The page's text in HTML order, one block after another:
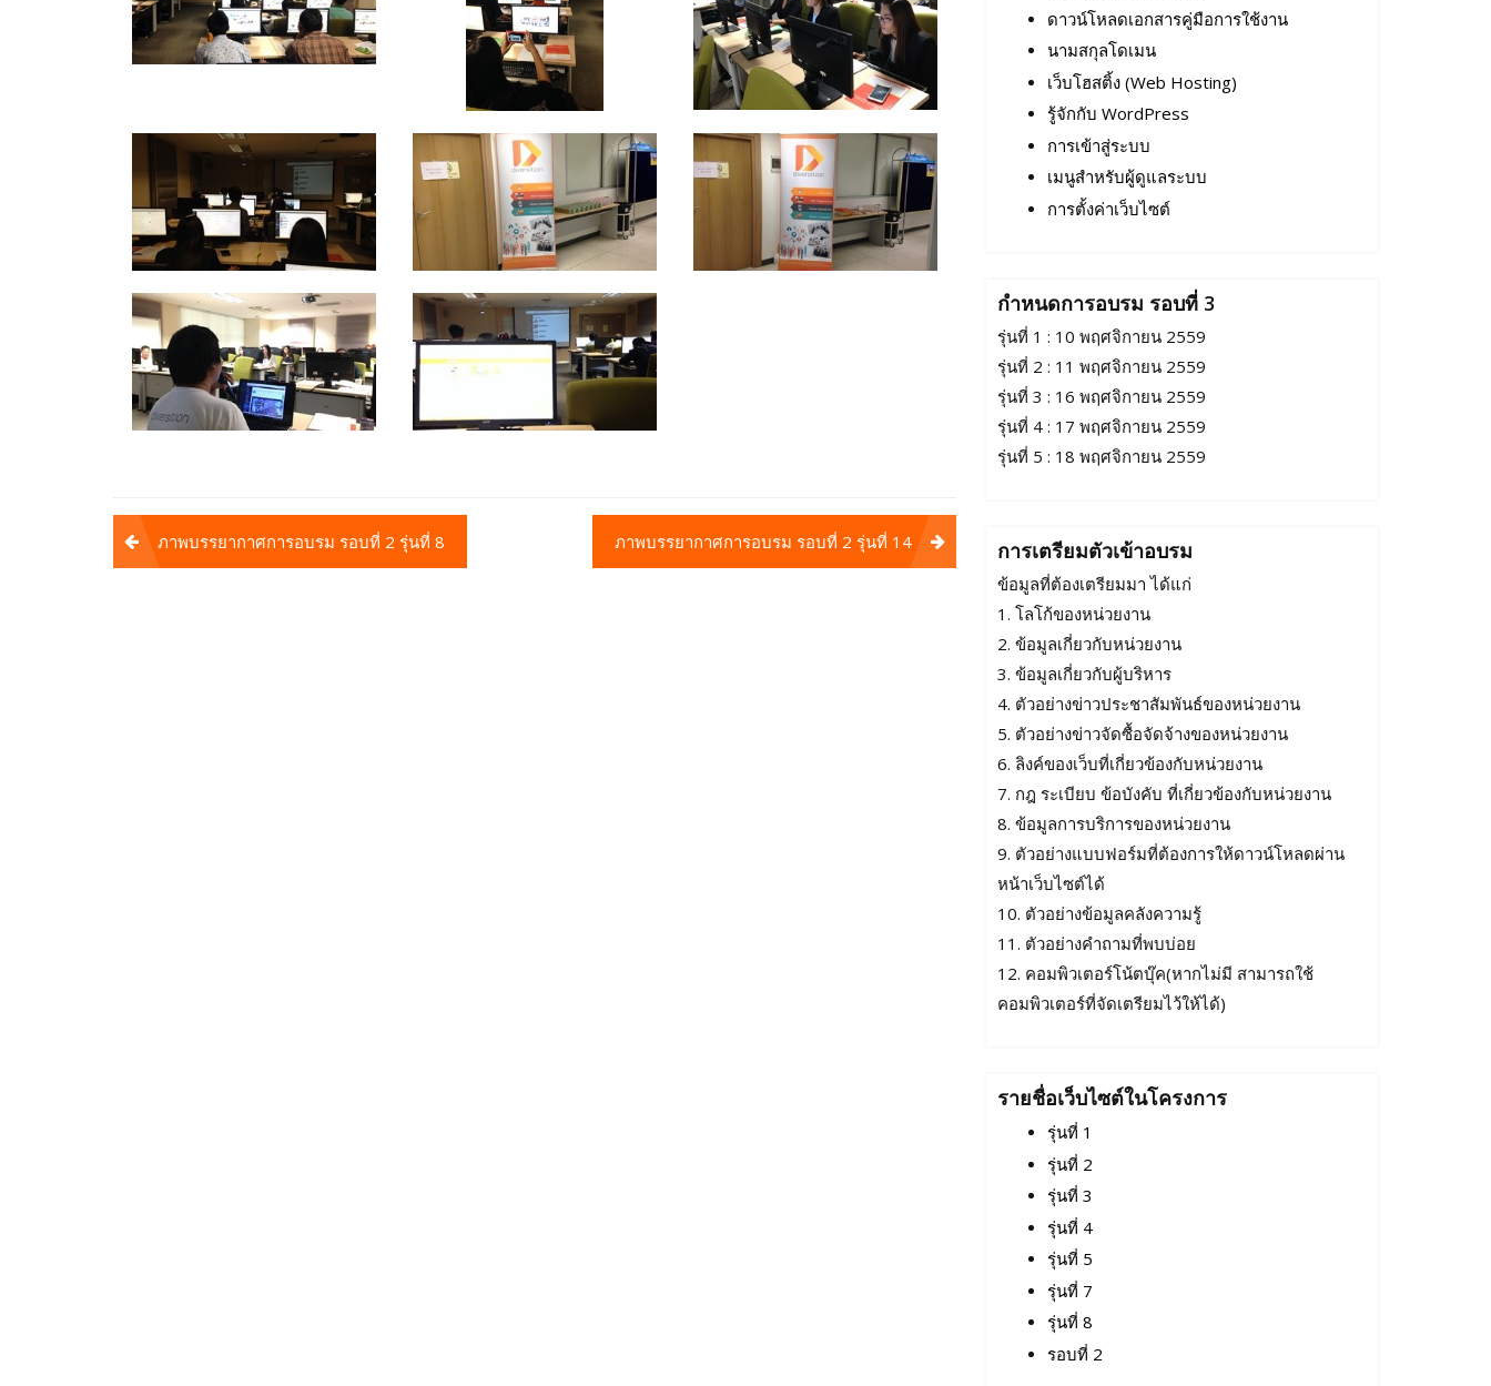
Post
navigation
ภาพบรรยากาศการอบรม รอบที่ 2 รุ่นที่ 8 ภาพบรรยากาศการอบรม รอบที่ 2 รุ่นที่ 14
ดาวน์โหลดเอกสารคู่มือการใช้งาน
นามสกุลโดเมน
เว็บโฮสติ้ง (Web Hosting)
รู้จักกับ WordPress
การเข้าสู่ระบบ
เมนูสำหรับผู้ดูแลระบบ
การตั้งค่าเว็บไซต์
กำหนดการอบรม รอบที่ 3
รุ่นที่ 1 : 10 พฤศจิกายน 2559
รุ่นที่ 2 : 11 พฤศจิกายน 2559
รุ่นที่ 3 : 16 พฤศจิกายน 2559
รุ่นที่ 4 : 17 พฤศจิกายน 2559
รุ่นที่ 5 : 18 พฤศจิกายน 2559
การเตรียมตัวเข้าอบรม
ข้อมูลที่ต้องเตรียมมา ได้แก่
1. โลโก้ของหน่วยงาน
2. ข้อมูลเกี่ยวกับหน่วยงาน
3. ข้อมูลเกี่ยวกับผู้บริหาร
4. ตัวอย่างข่าวประชาสัมพันธ์ของหน่วยงาน
5. ตัวอย่างข่าวจัดซื้อจัดจ้างของหน่วยงาน
6. ลิงค์ของเว็บที่เกี่ยวข้องกับหน่วยงาน
7. กฎ ระเบียบ ข้อบังคับ ที่เกี่ยวข้องกับหน่วยงาน
8. ข้อมูลการบริการของหน่วยงาน
9. ตัวอย่างแบบฟอร์มที่ต้องการให้ดาวน์โหลดผ่าน
หน้าเว็บไซต์ได้
10. ตัวอย่างข้อมูลคลังความรู้
11. ตัวอย่างคำถามที่พบบ่อย
12. คอมพิวเตอร์โน้ตบุ๊ค(หากไม่มี สามารถใช้
คอมพิวเตอร์ที่จัดเตรียมไว้ให้ได้)
รายชื่อเว็บไซต์ในโครงการ
รุ่นที่ 1
รุ่นที่ 2
รุ่นที่ 3
รุ่นที่ 4
รุ่นที่ 5
รุ่นที่ 7
รุ่นที่ 8
รอบที่ 2